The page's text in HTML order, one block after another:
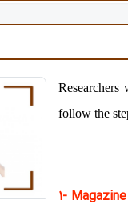
follow the
1-